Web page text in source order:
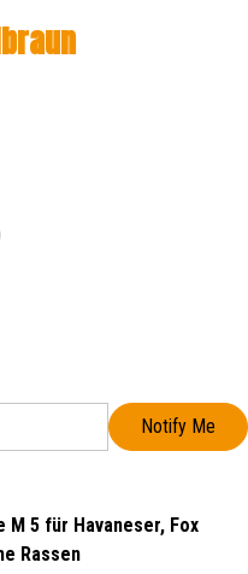
Notify Me
M 5 für Havaneser, Fox
Rassen